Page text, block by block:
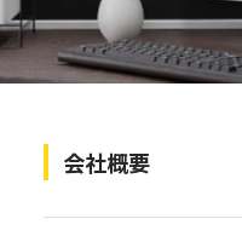
会社概要